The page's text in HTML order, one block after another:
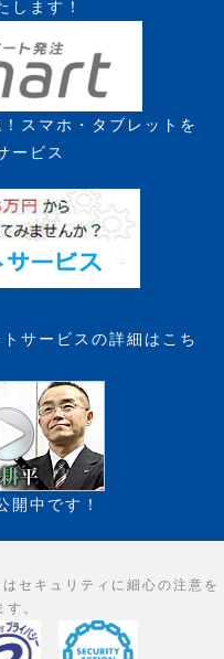
します！
スマホ・タブレットを
ービス
サービスの詳細はこち
開中です！
セキュリティに細心の注意を
。